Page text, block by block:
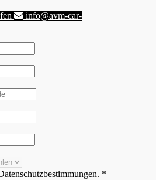
info@avm-car-
*